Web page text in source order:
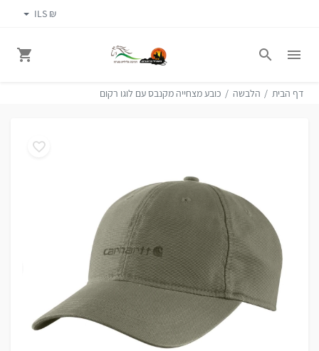
₪ ILS
דף הבית הלבשה כובע מצחייה מקנבס עם לוגו רקום